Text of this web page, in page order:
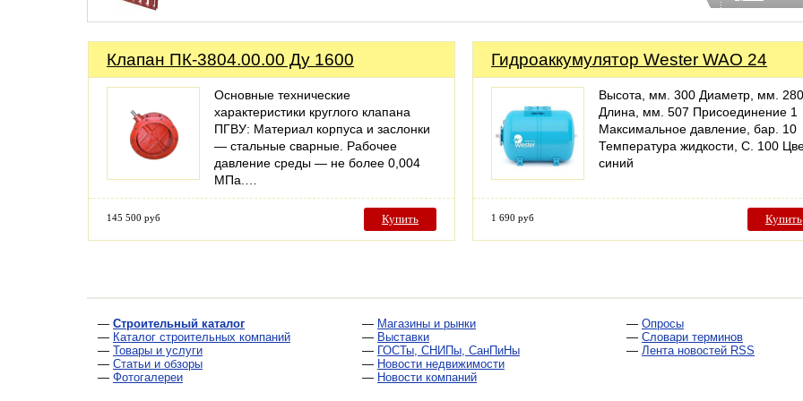
Клапан ПК-3804.00.00 Ду 1600
Основные технические
характеристики круглого клапана
ПГВУ: Материал корпуса и заслонки
— стальные сварные. Рабочее
давление среды — не более 0,004
МПа.…
145 500 руб Купить
Гидроаккумулятор Wester WAO 24
Высота, мм. 300 Диаметр, мм. 280
Длина, мм. 507 Присоединение 1
Максимальное давление, бар. 10
Температура жидкости, С. 100
синий
1 690 руб Купить
— Строительный каталог
— Каталог строительных компаний
— Товары и услуги
— Статьи и обзоры
— Фотогалереи
— Магазины и рынки
— Выставки
— ГОСТы, СНИПы, СанПиНы
— Новости недвижимости
— Новости компаний
— Опросы
— Словари терминов
— Лента новостей RSS